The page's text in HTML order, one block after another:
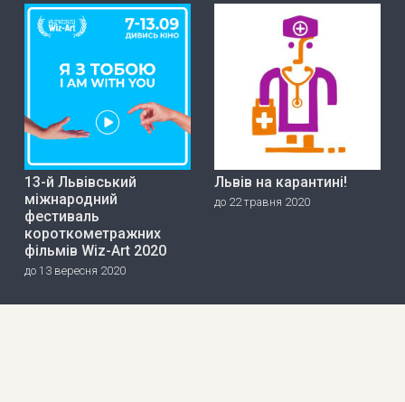
13-й Львівський
міжнародний
фестиваль
короткометражних
фільмів Wiz-Art 2020
до 13 вересня 2020
Львів на карантині!
до 22 травня 2020